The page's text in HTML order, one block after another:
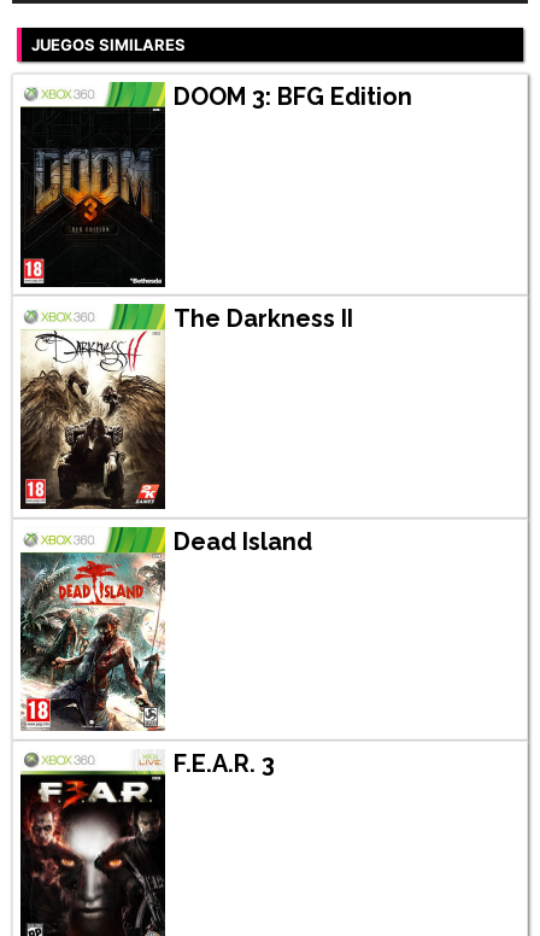
JUEGOS SIMILARES
DOOM 3: BFG Edition
The Darkness II
Dead Island
F.E.A.R. 3